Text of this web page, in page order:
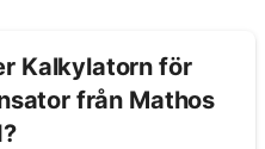
Kalkylatorn för
från Mathos